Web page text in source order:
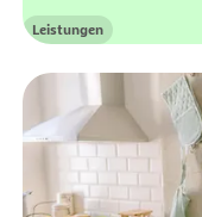
Kategorie
Leistungen